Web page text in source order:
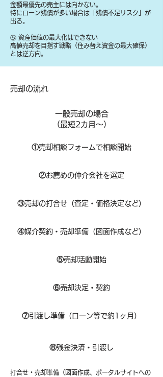
金額最優先の売主には向かない。
特にローン残債が多い場合は「残債不足リスク」が
出る。
⑤ 資産価値の最大化はできない
高値売却を目指す戦略（住み替え資金の最大確保）
とは逆方向。
​売却の流れ
一般売却の場合
​（最短2カ月～）
①​売却相談フォームで相談開始
②お薦めの仲介会社を選定
③売却の打合せ（査定・価格決定など）
④媒介契約・売却準備（図面作成など）
⑤売却活動開始
⑥売却決定・契約
⑦引渡し準備（ローン等で約1ヶ月）
打合せ・売却準備（図面作成、ポータルサイトへの
⑧​残金決済・引渡し